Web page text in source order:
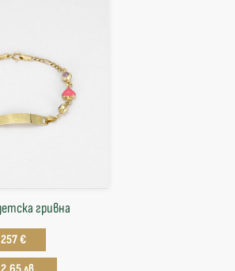
гривна
257 €